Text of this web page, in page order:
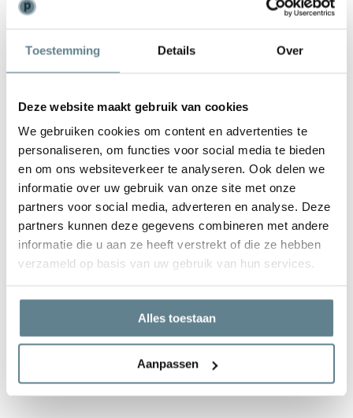
Toestemming Details Over
Deze website maakt gebruik van cookies
We gebruiken cookies om content en advertenties te
personaliseren, om functies voor social media te bieden
en om ons websiteverkeer te analyseren. Ook delen we
informatie over uw gebruik van onze site met onze
partners voor social media, adverteren en analyse. Deze
partners kunnen deze gegevens combineren met andere
informatie die u aan ze heeft verstrekt of die ze hebben
verzameld op basis van uw gebruik van hun services.
Alles toestaan
Aanpassen
Weinig onderhoud
De plantenbak is zeer gemakkelijk in onderhoud. Is de plantenbak
borstel of doek en met lauw water. Gebruik
geen
We staan voor je klaar
Wil je advies of heb je een vraag? Neem contact op met ons
team!
Bel0344-228104
Mailinfo@polyesterplantenbakken.nl
0344-228104